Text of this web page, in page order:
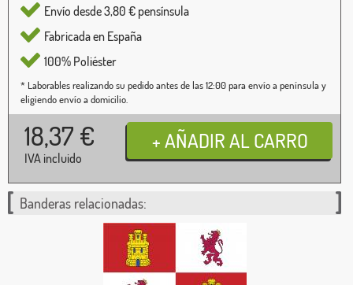
Envío desde 3,80 € pensínsula
Fabricada en España
100% Poliéster
* Laborables realizando su pedido antes de las 12:00 para envío a península y
eligiendo envío a domicilio.
18,37 €
IVA incluido
Banderas relacionadas: